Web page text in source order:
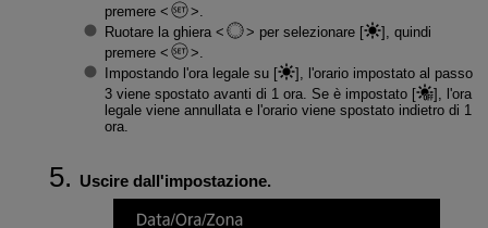
premere
Ruotare la ghiera
per selezionare [
], quindi
premere
Impostando l'ora legale su [
], l'orario impostato al passo
3 viene spostato avanti di 1 ora. Se è impostato [
], l'ora
legale viene annullata e l'orario viene spostato indietro di 1
ora.
Uscire dall'impostazione.